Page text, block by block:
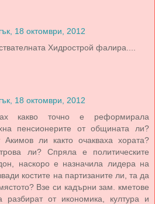
18 октомври, 2012
Хидрострой фалира....
18 октомври, 2012
какво точно е реформирала
пенсионерите от общината ли?
ли както очакваха хората?
ли? Спряла е политическите
наскоро е назначила лидера на
костите на партизаните ли, та да
Взе си кадърни зам. кметове
разбират от икономика, култура и